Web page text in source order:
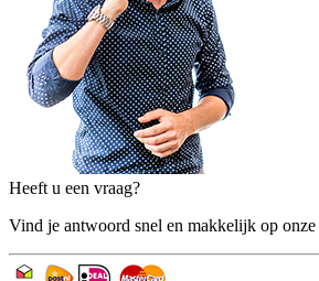
Heeft u een vraag?
Vind je antwoord snel en makkelijk op onze